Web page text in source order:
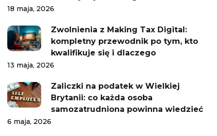
18 maja, 2026
Zwolnienia z Making Tax Digital:
kompletny przewodnik po tym, kto
kwalifikuje się i dlaczego
13 maja, 2026
Zaliczki na podatek w Wielkiej
Brytanii: co każda osoba
samozatrudniona powinna wiedzieć
6 maja, 2026